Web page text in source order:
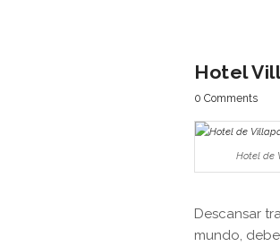
Hotel
0 Comments
Hotel de
Descansar
mundo,